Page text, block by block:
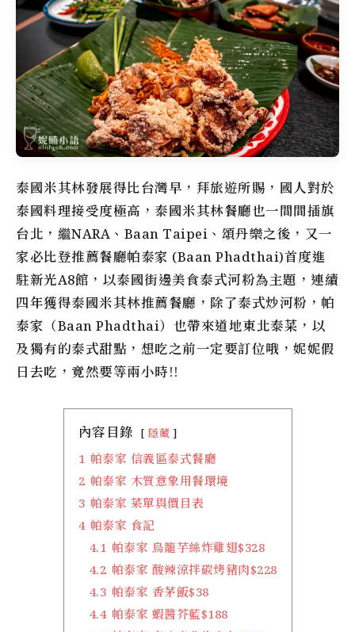
泰國米其林發展得比台灣早，拜旅遊所賜，國人對於
泰國料理接受度極高，泰國米其林餐廳也一間間插旗
台北，繼NARA、Baan Taipei、頌丹樂之後，又一
家必比登推薦餐廳帕泰家 (Baan Phadthai)首度進
駐新光A8館，以泰國街邊美食泰式河粉為主題，連續
四年獲得泰國米其林推薦餐廳，除了泰式炒河粉，帕
泰家（Baan Phadthai）也帶來道地東北泰菜，以
及獨有的泰式甜點，想吃之前一定要訂位哦，妮妮假
日去吃，竟然要等兩小時!!
內容目錄 隱藏
1 帕泰家 信義區泰式餐廳
2 帕泰家 木質意象用餐環境
3 帕泰家 菜單與價目表
4 帕泰家 食記
4.1 帕泰家 鳥籠芋絲炸雞翅$328
4.2 帕泰家 酸辣涼拌碳烤豬肉$228
4.3 帕泰家 香茅飯$38
4.4 帕泰家 蝦醬芥藍$188